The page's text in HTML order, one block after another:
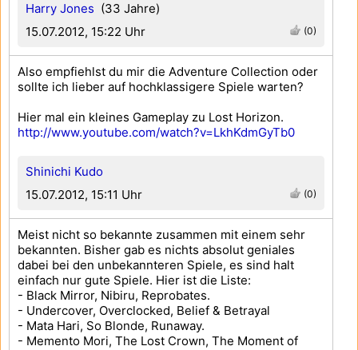
Harry Jones (33 Jahre)
15.07.2012, 15:22 Uhr
(0)
Shinichi Kudo
15.07.2012, 15:11 Uhr
(0)
Also empfiehlst du mir die Adventure Collection oder
sollte ich lieber auf hochklassigere Spiele warten?
Hier mal ein kleines Gameplay zu Lost Horizon.
http://www.youtube.com/watch?v=LkhKdmGyTb0
Meist nicht so bekannte zusammen mit einem sehr
bekannten. Bisher gab es nichts absolut geniales
dabei bei den unbekannteren Spiele, es sind halt
einfach nur gute Spiele. Hier ist die Liste:
- Black Mirror, Nibiru, Reprobates.
- Undercover, Overclocked, Belief & Betrayal
- Mata Hari, So Blonde, Runaway.
- Memento Mori, The Lost Crown, The Moment of